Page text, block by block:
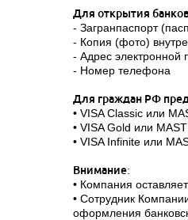
Для открытия
- Загранпаспорт
- Копия (фото)
- Адрес электронной
- Номер телефона
Для граждан РФ
• VISA Classic или
• VISA Gold или
• VISA Infinite или
Внимание:
• Компания
• Сотрудник
оформления